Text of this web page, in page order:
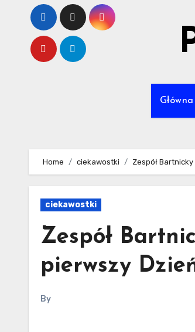
content
Główna
Home ciekawostki Zespół
ciekawostki
Zespół
pierwszy
By